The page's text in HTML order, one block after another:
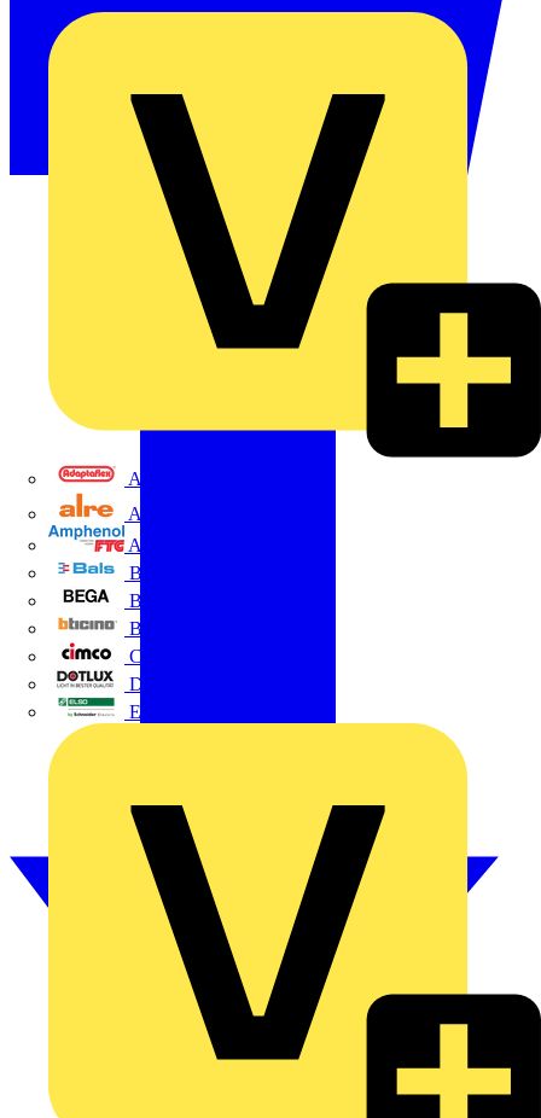
Adaptaflex
Alre
Amphenol FTG
BALS
Bega
Bticino
Cimco
DOTLUX GmbH
Elso